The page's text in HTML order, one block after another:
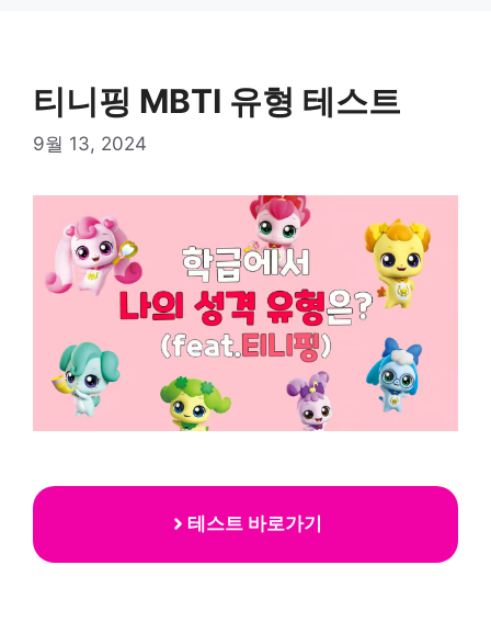
티니핑 MBTI 유형 테스트
9월 13, 2024
테스트 바로가기